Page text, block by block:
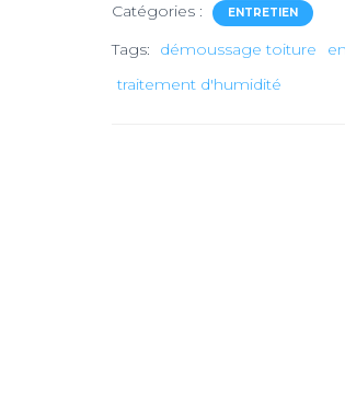
Catégories : ENTRETIEN
Tags: démoussage toiture
traitement d'humidité